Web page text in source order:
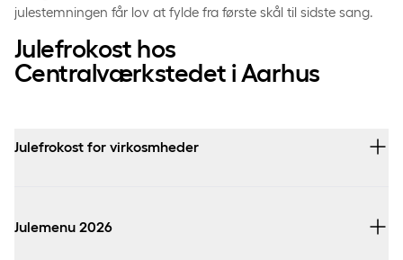
julestemningen får lov at fylde fra første skål til sidste sang.
Julefrokost hos
Centralværkstedet i Aarhus
Julefrokost for virkosmheder
Drikkevarer
Julemenu 2026